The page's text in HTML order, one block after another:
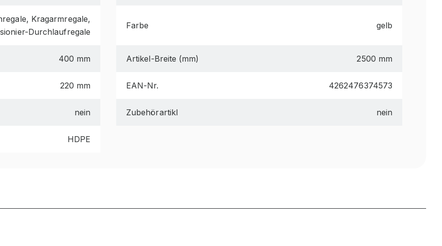
Kragarmregale,
Durchlaufregale
Farbe gelb
400 mm Artikel-Breite (mm) 2500 mm
220 mm EAN-Nr. 4262476374573
nein Zubehörartikl nein
HDPE